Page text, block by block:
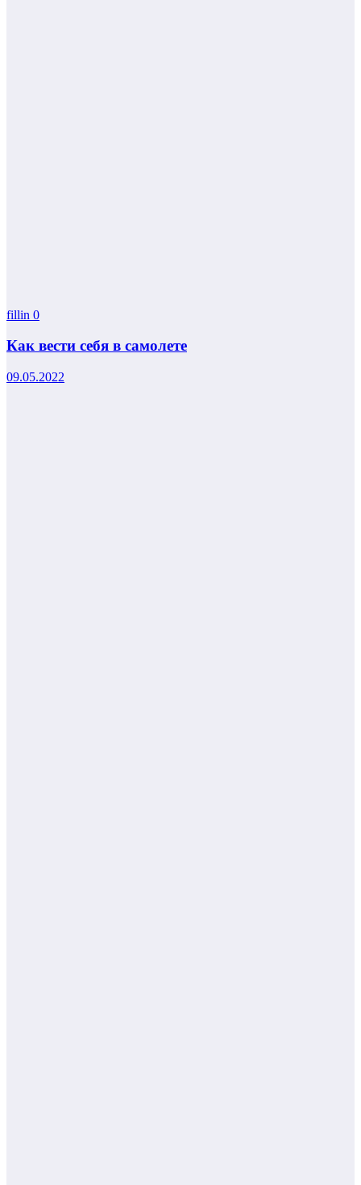
fillin 0
Как вести себя в самолете
09.05.2022